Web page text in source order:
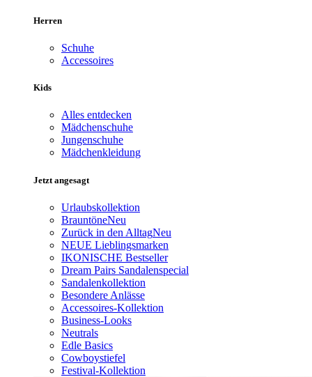
Herren
Schuhe
Accessoires
Kids
Alles entdecken
Mädchenschuhe
Jungenschuhe
Mädchenkleidung
Jetzt angesagt
Urlaubskollektion
BrauntöneNeu
Zurück in den AlltagNeu
NEUE Lieblingsmarken
IKONISCHE Bestseller
Dream Pairs Sandalenspecial
Sandalenkollektion
Besondere Anlässe
Accessoires-Kollektion
Business-Looks
Neutrals
Edle Basics
Cowboystiefel
Festival-Kollektion